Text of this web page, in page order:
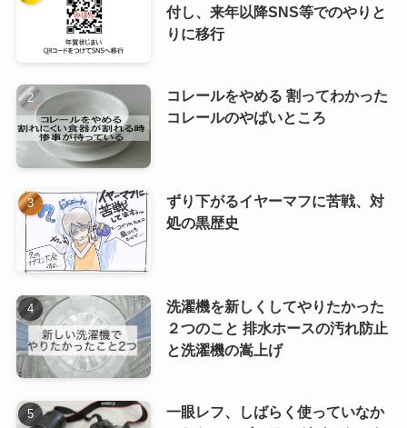
付し、来年以降SNS等でのやりと
りに移行
コレールをやめる 割ってわかった
コレールのやばいところ
ずり下がるイヤーマフに苦戦、対
処の黒歴史
洗濯機を新しくしてやりたかった
２つのこと 排水ホースの汚れ防止
と洗濯機の嵩上げ
一眼レフ、しばらく使っていなか